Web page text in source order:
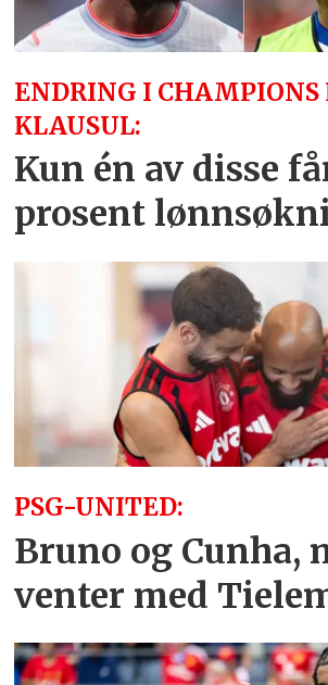
ENDRING I CHAMPIONS
KLAUSUL:
Kun én av disse
prosent
PSG-UNITED:
Bruno og Cunha,
venter med